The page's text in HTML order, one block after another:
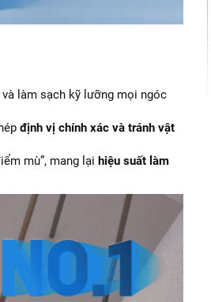
và làm sạch kỹ lưỡng mọi ngóc
định vị chính xác và tránh vật
mù”, mang lạihiệu suất làm